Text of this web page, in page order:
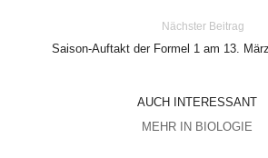
Nächster Beitrag
Saison-Auftakt der Formel 1 am 13.
AUCH INTERESSANT
MEHR IN BIOLOGIE